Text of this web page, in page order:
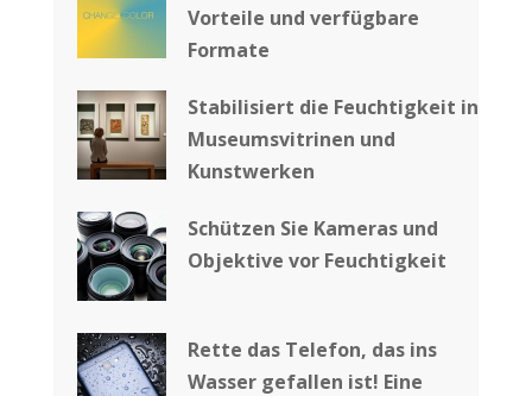
Vorteile und verfügbare
Formate
Stabilisiert die Feuchtigkeit in
Museumsvitrinen und
Kunstwerken
Schützen Sie Kameras und
Objektive vor Feuchtigkeit
Rette das Telefon, das ins
Wasser gefallen ist! Eine